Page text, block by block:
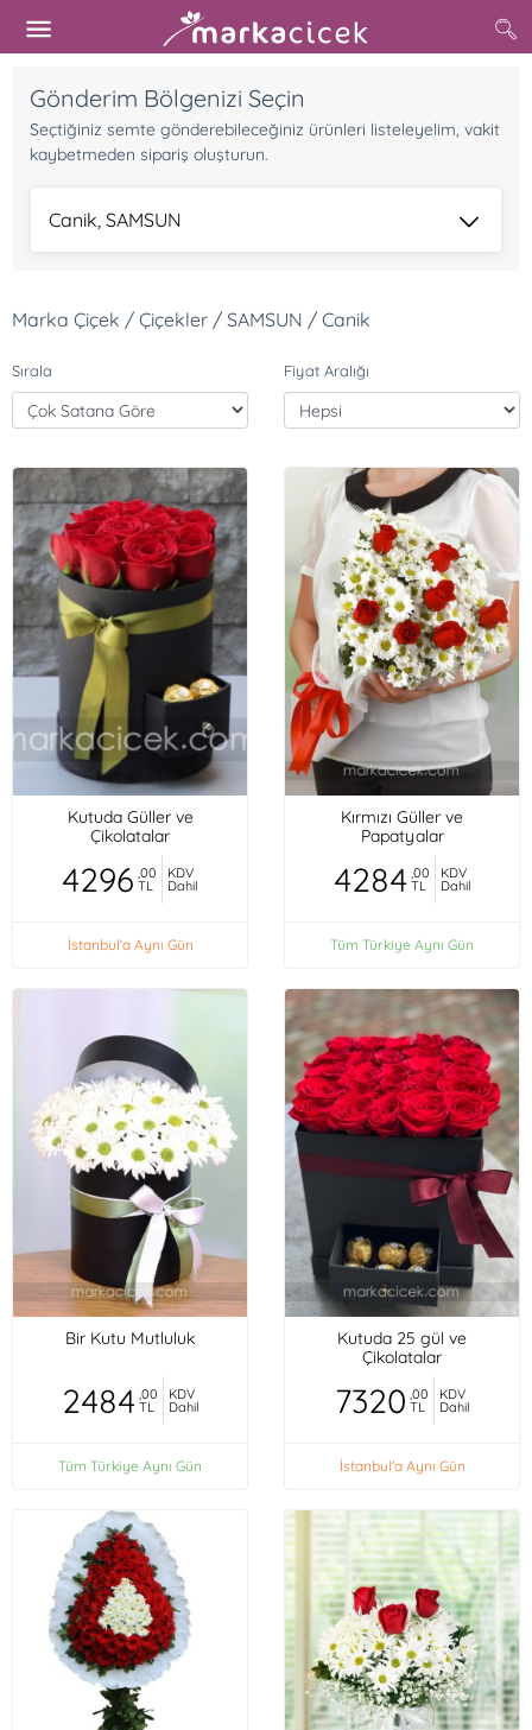
Gönderim Bölgenizi Seçin
Seçtiğiniz semte gönderebileceğiniz ürünleri listeleyelim, vakit
kaybetmeden sipariş oluşturun.
Canik, SAMSUN
Marka Çiçek / Çiçekler / SAMSUN / Canik
Sırala Fiyat Aralığı
Kutuda Güller ve
Çikolatalar
4296 ,00
TL
KDV
Dahil
İstanbul'a Aynı Gün
Kırmızı Güller ve
Papatyalar
4284 ,00
TL
KDV
Dahil
Tüm Türkiye Aynı Gün
Bir Kutu Mutluluk
2484 ,00
TL
KDV
Dahil
Tüm Türkiye Aynı Gün
Kutuda 25 gül ve
Çikolatalar
7320 ,00
TL
KDV
Dahil
İstanbul'a Aynı Gün